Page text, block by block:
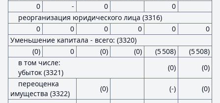
0
- 0
0
реорганизация юридического лица (3316)
0
0 0 0 0
0
Уменьшение капитала - всего: (3320)
(0)
0 (0) (0) (5 508)
(5 508)
в том числе:
убыток (3321)
(0)
(0)
переоценка
имущества (3322)
(0) (-)
(0)